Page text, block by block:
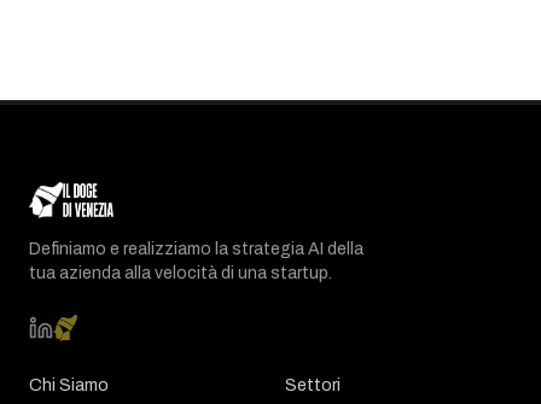
Definiamo e realizziamo la strategia AI della
tua azienda alla velocità di una startup.
Chi Siamo Settori